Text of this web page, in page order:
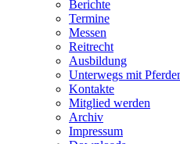
Berichte
Termine
Messen
Reitrecht
Ausbildung
Unterwegs mit
Kontakte
Mitglied werden
Archiv
Impressum